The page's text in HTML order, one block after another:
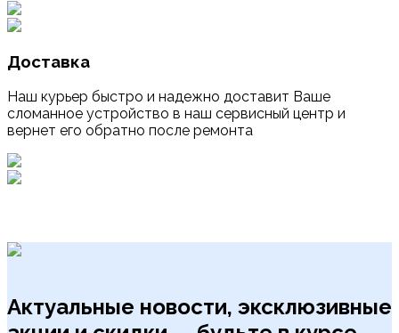
Доставка
Наш курьер быстро и надежно доставит Ваше
сломанное устройство в наш сервисный центр и
вернет его обратно после ремонта
Актуальные новости, эксклюзивные